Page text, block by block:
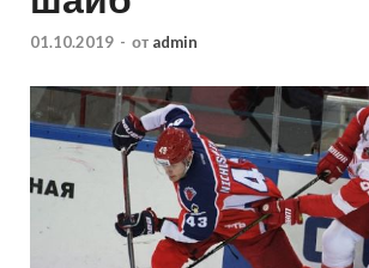
01.10.2019 - от admin